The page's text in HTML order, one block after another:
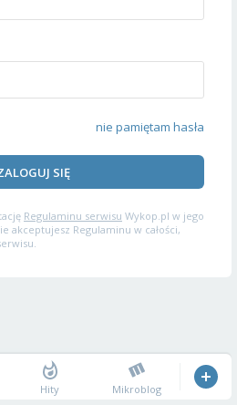
nie pamiętam hasła
SIĘ
Regulaminu serwisu Wykop.pl w jego
akceptujesz Regulaminu w całości,
Hity Mikroblog